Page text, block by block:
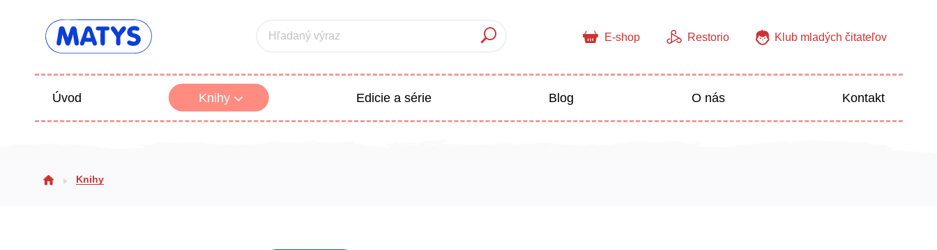
Hľadaný výraz E-shop Restorio Klub mladých čitateľov
Úvod Knihy Edicie a série Blog O nás Kontakt
Knihy